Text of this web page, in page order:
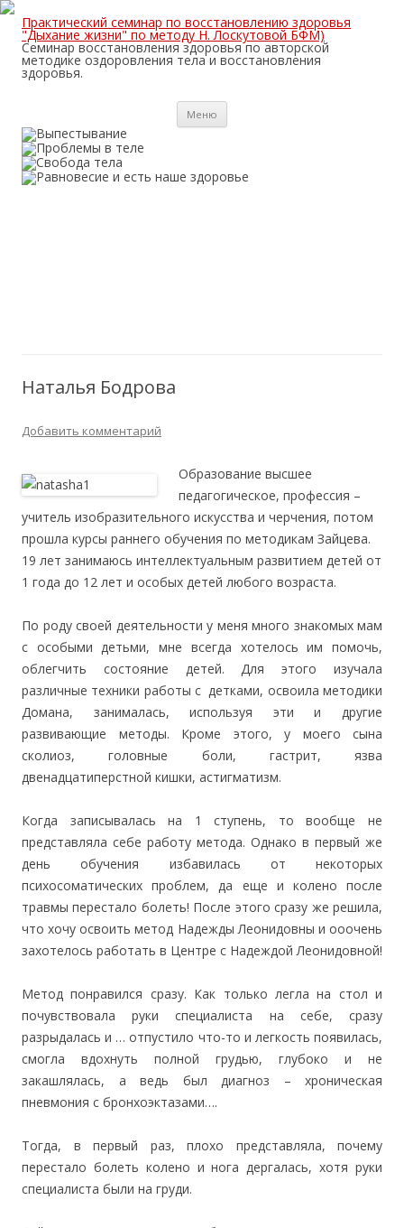
Практический семинар по восстановлению здоровья
"Дыхание жизни" по методу Н. Лоскутовой БФМ)
Семинар восстановления здоровья по авторской
методике оздоровления тела и восстановления
здоровья.
Меню
Наталья Бодрова
Добавить комментарий
Образование высшее
педагогическое, профессия –
учитель изобразительного искусства и черчения, потом
прошла курсы раннего обучения по методикам Зайцева.
19 лет занимаюсь интеллектуальным развитием детей от
1 года до 12 лет и особых детей любого возраста.
По роду своей деятельности у меня много знакомых мам
с особыми детьми, мне всегда хотелось им помочь,
облегчить состояние детей. Для этого изучала
различные техники работы с детками, освоила методики
Домана, занималась, используя эти и другие
развивающие методы. Кроме этого, у моего сына
сколиоз, головные боли, гастрит, язва
двенадцатиперстной кишки, астигматизм.
Когда записывалась на 1 ступень, то вообще не
представляла себе работу метода. Однако в первый же
день обучения избавилась от некоторых
психосоматических проблем, да еще и колено после
травмы перестало болеть! После этого сразу же решила,
что хочу освоить метод Надежды Леонидовны и ооочень
захотелось работать в Центре с Надеждой Леонидовной!
Метод понравился сразу. Как только легла на стол и
почувствовала руки специалиста на себе, сразу
разрыдалась и … отпустило что-то и легкость появилась,
смогла вдохнуть полной грудью, глубоко и не
закашлялась, а ведь был диагноз – хроническая
пневмония с бронхоэктазами….
Тогда, в первый раз, плохо представляла, почему
перестало болеть колено и нога дергалась, хотя руки
специалиста были на груди.